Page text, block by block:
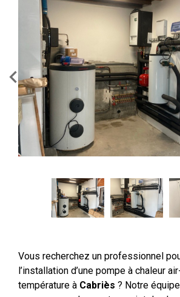
Vous recherchez un professionnel
l’installation d’une pompe à chaleur
température à Cabriès ? Notre